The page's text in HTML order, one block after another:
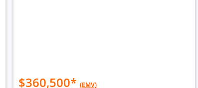
$360,500* (EMV)